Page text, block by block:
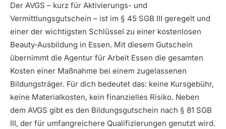
Der AVGS – kurz für Aktivierungs- und
Vermittlungsgutschein – ist im § 45 SGB III geregelt und
einer der wichtigsten Schlüssel zu einer kostenlosen
Beauty-Ausbildung in Essen. Mit diesem Gutschein
übernimmt die Agentur für Arbeit Essen die gesamten
Kosten einer Maßnahme bei einem zugelassenen
Bildungsträger. Für dich bedeutet das: keine Kursgebühr,
keine Materialkosten, kein finanzielles Risiko. Neben
dem AVGS gibt es den Bildungsgutschein nach § 81 SGB
III, der für umfangreichere Qualifizierungen genutzt wird.